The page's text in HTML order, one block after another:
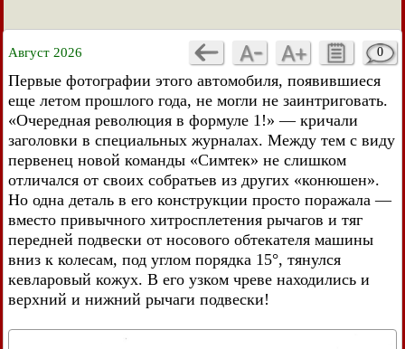
Август 2026 0
Первые фотографии этого автомобиля, появившиеся
еще летом прошлого года, не могли не заинтриговать.
«Очередная революция в формуле 1!» — кричали
заголовки в специальных журналах. Между тем с виду
первенец новой команды «Симтек» не слишком
отличался от своих собратьев из других «конюшен».
Но одна деталь в его конструкции просто поражала —
вместо привычного хитросплетения рычагов и тяг
передней подвески от носового обтекателя машины
вниз к колесам, под углом порядка 15°, тянулся
кевларовый кожух. В его узком чреве находились и
верхний и нижний рычаги подвески!